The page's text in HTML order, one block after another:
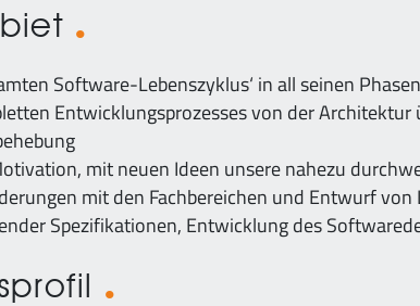
Software-Lebenszyklus‘ in all seinen Phasen
Entwicklungsprozesses von der
mit neuen Ideen unsere nahezu
mit den Fachbereichen und Entwurf von
Spezifikationen, Entwicklung des